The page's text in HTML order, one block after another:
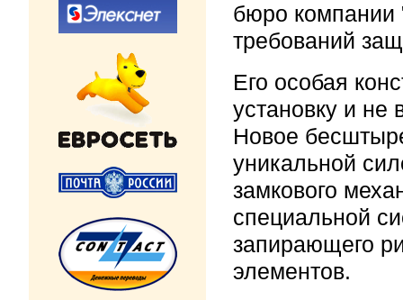
бюро
требований
Его особая
установку и не
Новое
уникальной
замкового
специальной
запирающего
элементов.